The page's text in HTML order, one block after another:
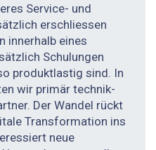
Service- und
erschliessen
innerhalb eines
Schulungen
produktlastig sind. In
wir primär technik-
Der Wandel rückt
Transformation ins
neue